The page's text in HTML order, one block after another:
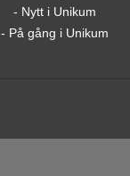
- Nytt i Unikum
- På gång i Unikum